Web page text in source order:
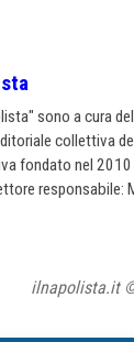
sono a cura
collettiva
fondato nel
responsabile:
ilnapolista.it